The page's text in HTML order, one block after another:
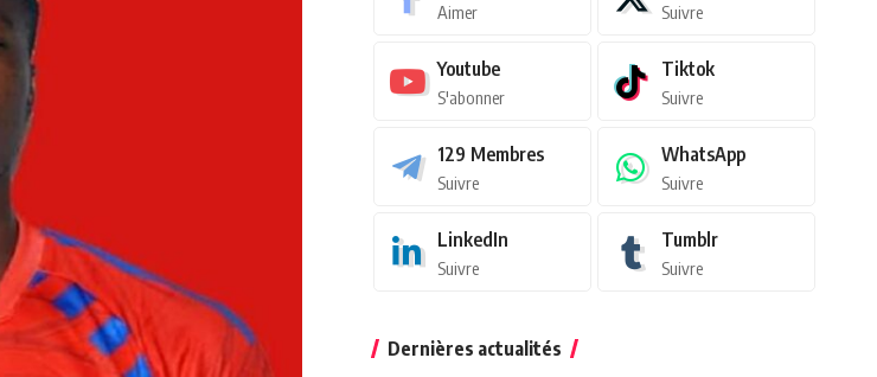
Aimer Suivre
Youtube
S'abonner
Tiktok
Suivre
129 Membres
Suivre
WhatsApp
Suivre
LinkedIn
Suivre
Tumblr
Suivre
Dernières actualités